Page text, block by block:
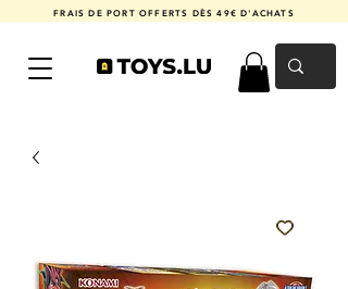
FRAIS DE PORT OFFERTS DÈS 49€ D'ACHATS